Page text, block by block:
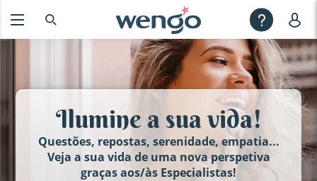
Ilumine a sua vida!
Questões, repostas, serenidade, empatia...
Veja a sua vida de uma nova perspetiva
graças aos/às Especialistas!